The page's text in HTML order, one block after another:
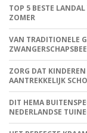
TOP 5 BESTE
ZOMER
VAN TRADITIONELE
ZORG DAT
AANTREKKELIJK
DIT HEMA
NEDERLANDSE